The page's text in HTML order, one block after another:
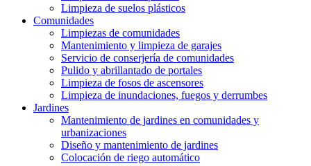
Limpieza de suelos plásticos
Comunidades
Limpiezas de comunidades
Mantenimiento y limpieza de garajes
Servicio de conserjería de comunidades
Pulido y abrillantado de portales
Limpieza de fosos de ascensores
Limpieza de inundaciones, fuegos y derrumbes
Jardines
Mantenimiento de jardines en comunidades y
urbanizaciones
Diseño y mantenimiento de jardines
Colocación de riego automático